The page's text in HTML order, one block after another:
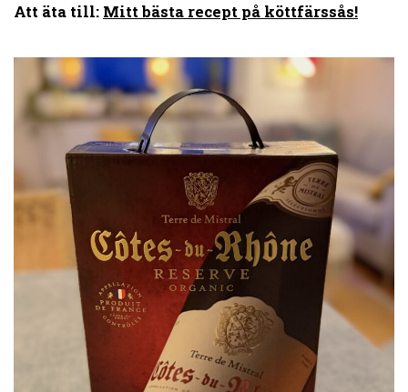
Att äta till: Mitt bästa recept på köttfärssås!